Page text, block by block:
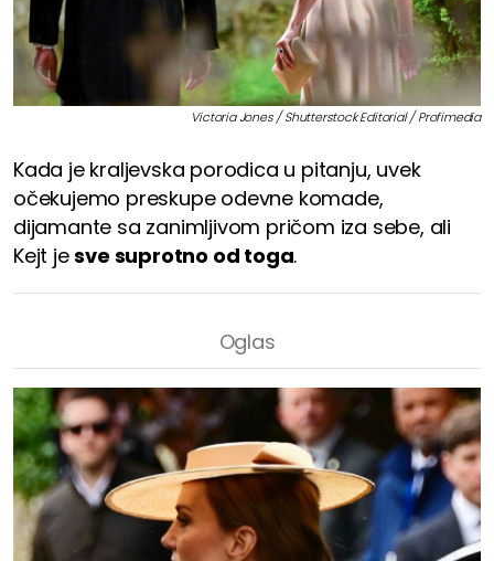
Victoria Jones / Shutterstock Editorial / Profimedia
Kada je kraljevska porodica u pitanju, uvek
očekujemo preskupe odevne komade,
dijamante sa zanimljivom pričom iza sebe, ali
Kejt jesve suprotno od toga.